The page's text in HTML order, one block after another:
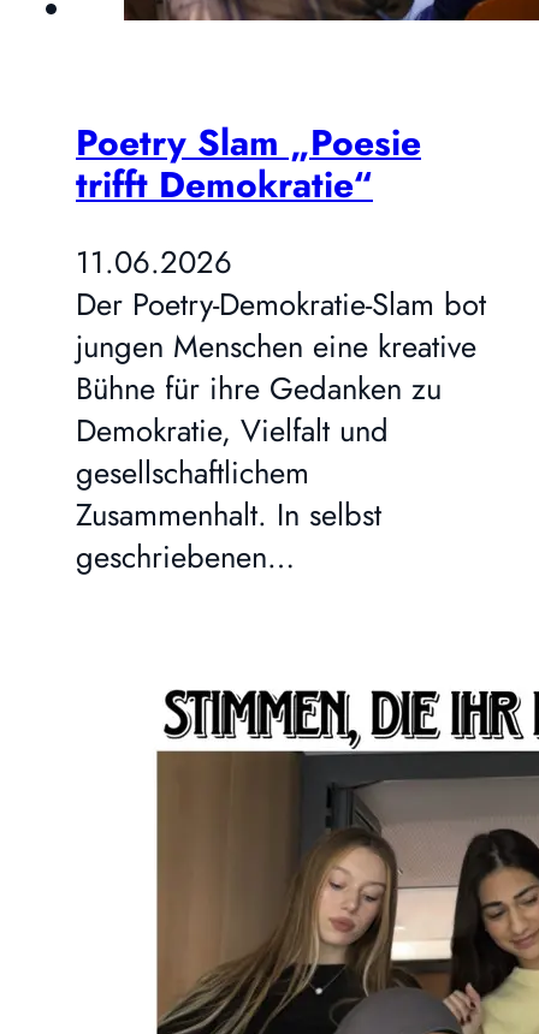
Poetry Slam „Poesie
trifft Demokratie“
11.06.2026
Der Poetry-Demokratie-Slam bot
jungen Menschen eine kreative
Bühne für ihre Gedanken zu
Demokratie, Vielfalt und
gesellschaftlichem
Zusammenhalt. In selbst
geschriebenen…